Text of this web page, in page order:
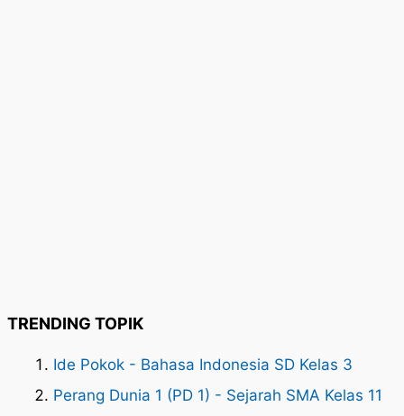
TRENDING TOPIK
Ide Pokok - Bahasa Indonesia SD Kelas 3
Perang Dunia 1 (PD 1) - Sejarah SMA Kelas 11